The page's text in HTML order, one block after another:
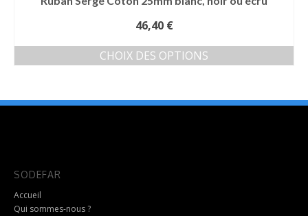
46,40 €
CHOIX DES OPTIONS
a
SODEFAR
Accueil
Qui sommes-nous ?